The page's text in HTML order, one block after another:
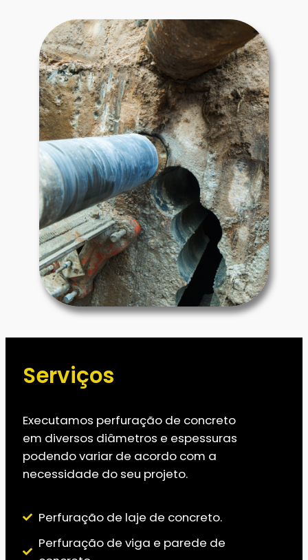
Serviços
Executamos perfuração de concreto
em diversos diâmetros e espessuras
podendo variar de acordo com a
necessidade do seu projeto.
Perfuração de laje de concreto.
Perfuração de viga e parede de